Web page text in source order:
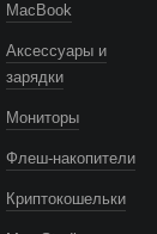
MacBook
Аксессуары и
зарядки
Мониторы
Флеш-накопители
Криптокошельки